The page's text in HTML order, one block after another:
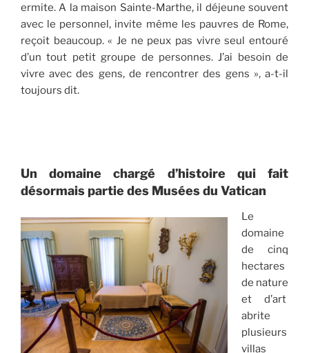
ermite. A la maison Sainte-Marthe, il déjeune souvent
avec le personnel, invite même les pauvres de Rome,
reçoit beaucoup. « Je ne peux pas vivre seul entouré
d’un tout petit groupe de personnes. J’ai besoin de
vivre avec des gens, de rencontrer des gens », a-t-il
toujours dit.
Un domaine chargé d’histoire qui fait
désormais partie des Musées du Vatican
Le
domaine
de cinq
hectares
de nature
et d’art
abrite
plusieurs
villas